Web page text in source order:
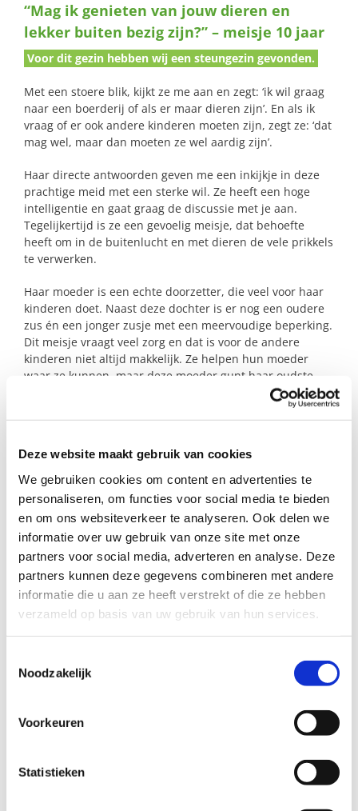
Deze website maakt gebruik van cookies
We gebruiken cookies om content en advertenties te
personaliseren, om functies voor social media te bieden
en om ons websiteverkeer te analyseren. Ook delen we
informatie over uw gebruik van onze site met onze
partners voor social media, adverteren en analyse. Deze
partners kunnen deze gegevens combineren met andere
informatie die u aan ze heeft verstrekt of die ze hebben
verzameld op basis van uw gebruik van hun services.
Noodzakelijk
Voorkeuren
Statistieken
naar:
“Mag ik genieten van jouw dieren en
lekker buiten bezig zijn?” – meisje 10 jaar
Voor dit gezin hebben wij een steungezin gevonden.
Met een stoere blik, kijkt ze me aan en zegt: ‘ik wil graag
naar een boerderij of als er maar dieren zijn’. En als ik
vraag of er ook andere kinderen moeten zijn, zegt ze: ‘dat
mag wel, maar dan moeten ze wel aardig zijn’.
Haar directe antwoorden geven me een inkijkje in deze
prachtige meid met een sterke wil. Ze heeft een hoge
intelligentie en gaat graag de discussie met je aan.
Tegelijkertijd is ze een gevoelig meisje, dat behoefte
heeft om in de buitenlucht en met dieren de vele prikkels
te verwerken.
Haar moeder is een echte doorzetter, die veel voor haar
kinderen doet. Naast deze dochter is er nog een oudere
zus én een jonger zusje met een meervoudige beperking.
Dit meisje vraagt veel zorg en dat is voor de andere
kinderen niet altijd makkelijk. Ze helpen hun moeder
waar ze kunnen, maar deze moeder gunt haar oudste
meiden ook hun eigen dingen. Ze ziet dat haar dochter
van 10 jaar, regelmatig overprikkeld raakt van alle
lichaam geeft nu aan dat ze rustiger aan moet gaan
doen.
Profiel steungezin
Wij zoeken een gezin in de regio Amsterdam
waar dit meisje:
mee te spelen